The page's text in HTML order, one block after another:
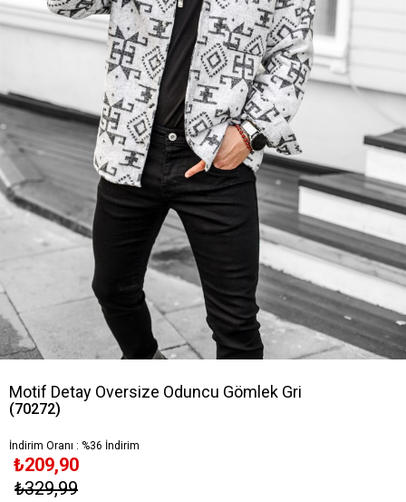
Motif Detay Oversize Oduncu Gömlek Gri
(70272)
İndirim Oranı : %36 İndirim
₺329,99
₺209,90